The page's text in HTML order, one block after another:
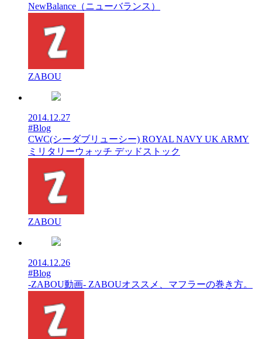
NewBalance（ニューバランス）
ZABOU
2014.12.27
#Blog
CWC(シーダブリューシー) ROYAL NAVY UK ARMY
ミリタリーウォッチ デッドストック
ZABOU
2014.12.26
#Blog
-ZABOU動画- ZABOUオススメ、マフラーの巻き方。